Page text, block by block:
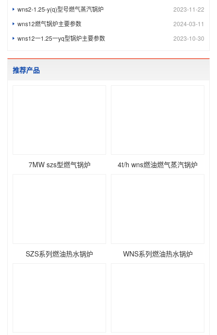
2023-11-22
wns2-1.25-y(q)型号燃气蒸汽锅炉
2024-03-11
wns12燃气锅炉主要参数
2023-10-30
wns12一1.25一yq型锅炉主要参数
推荐产品
7MW szs型燃气锅炉 4t/h wns燃油燃气蒸汽锅炉
SZS系列燃油热水锅炉 WNS系列燃油热水锅炉